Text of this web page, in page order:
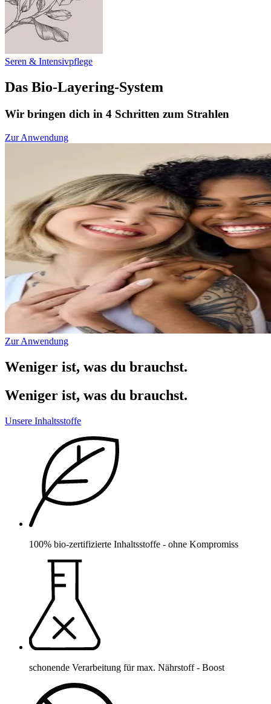
Seren & Intensivpflege
Das Bio-Layering-System
Wir bringen dich in 4 Schritten zum Strahlen
Zur Anwendung
Zur Anwendung
Weniger ist, was du brauchst.
Weniger ist, was du brauchst.
Unsere Inhaltsstoffe
100% bio-zertifizierte Inhaltsstoffe - ohne Kompromiss
schonende Verarbeitung für max. Nährstoff - Boost